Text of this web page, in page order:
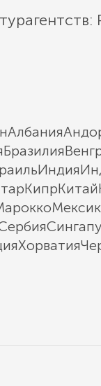
Албания
Бразилия
Индия
КипрКитай
Хорватия